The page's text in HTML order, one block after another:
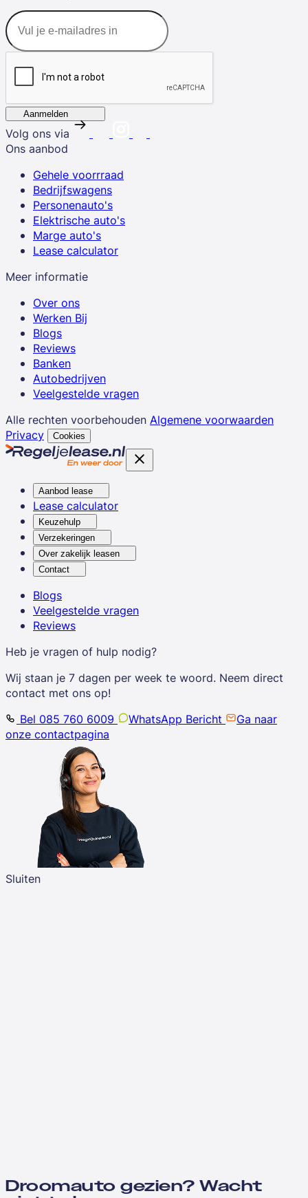
Aanmelden
Volg ons via
Ons aanbod
Gehele voorrraad
Bedrijfswagens
Personenauto's
Elektrische auto's
Marge auto's
Lease calculator
Meer informatie
Over ons
Werken Bij
Blogs
Reviews
Banken
Autobedrijven
Veelgestelde vragen
Alle rechten voorbehouden Algemene voorwaarden
Privacy
Cookies
Aanbod lease
Lease calculator
Keuzehulp
Verzekeringen
Over zakelijk leasen
Contact
Blogs
Veelgestelde vragen
Reviews
Heb je vragen of hulp nodig?
Wij staan je 7 dagen per week te woord. Neem direct
contact met ons op!
Bel 085 760 6009
WhatsApp Bericht
Ga naar
onze contactpagina
Sluiten
Droomauto gezien? Wacht